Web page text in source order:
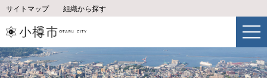
サイトマップ 組織から探す